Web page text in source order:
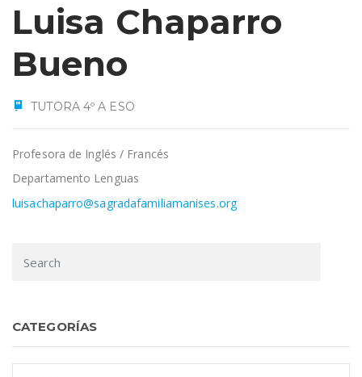
Luisa Chaparro
Bueno
TUTORA 4º A ESO
Profesora de Inglés / Francés
Departamento Lenguas
luisachaparro@sagradafamiliamanises.org
CATEGORÍAS